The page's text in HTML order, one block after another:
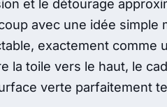
et le détourage
avec une idée simple
exactement comme
la toile vers le haut, le
verte parfaitement